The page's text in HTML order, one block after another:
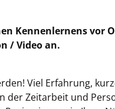
Kennenlernens vor
/ Video an.
Viel Erfahrung,
der Zeitarbeit und